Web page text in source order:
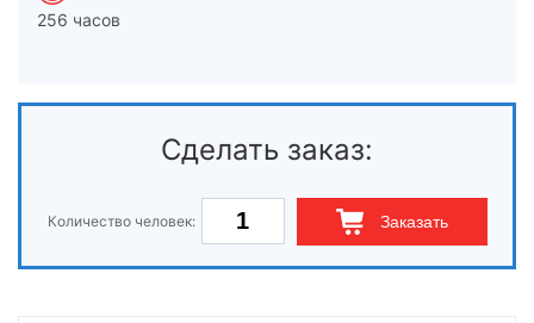
256 часов
Сделать заказ:
Количество человек: Заказать